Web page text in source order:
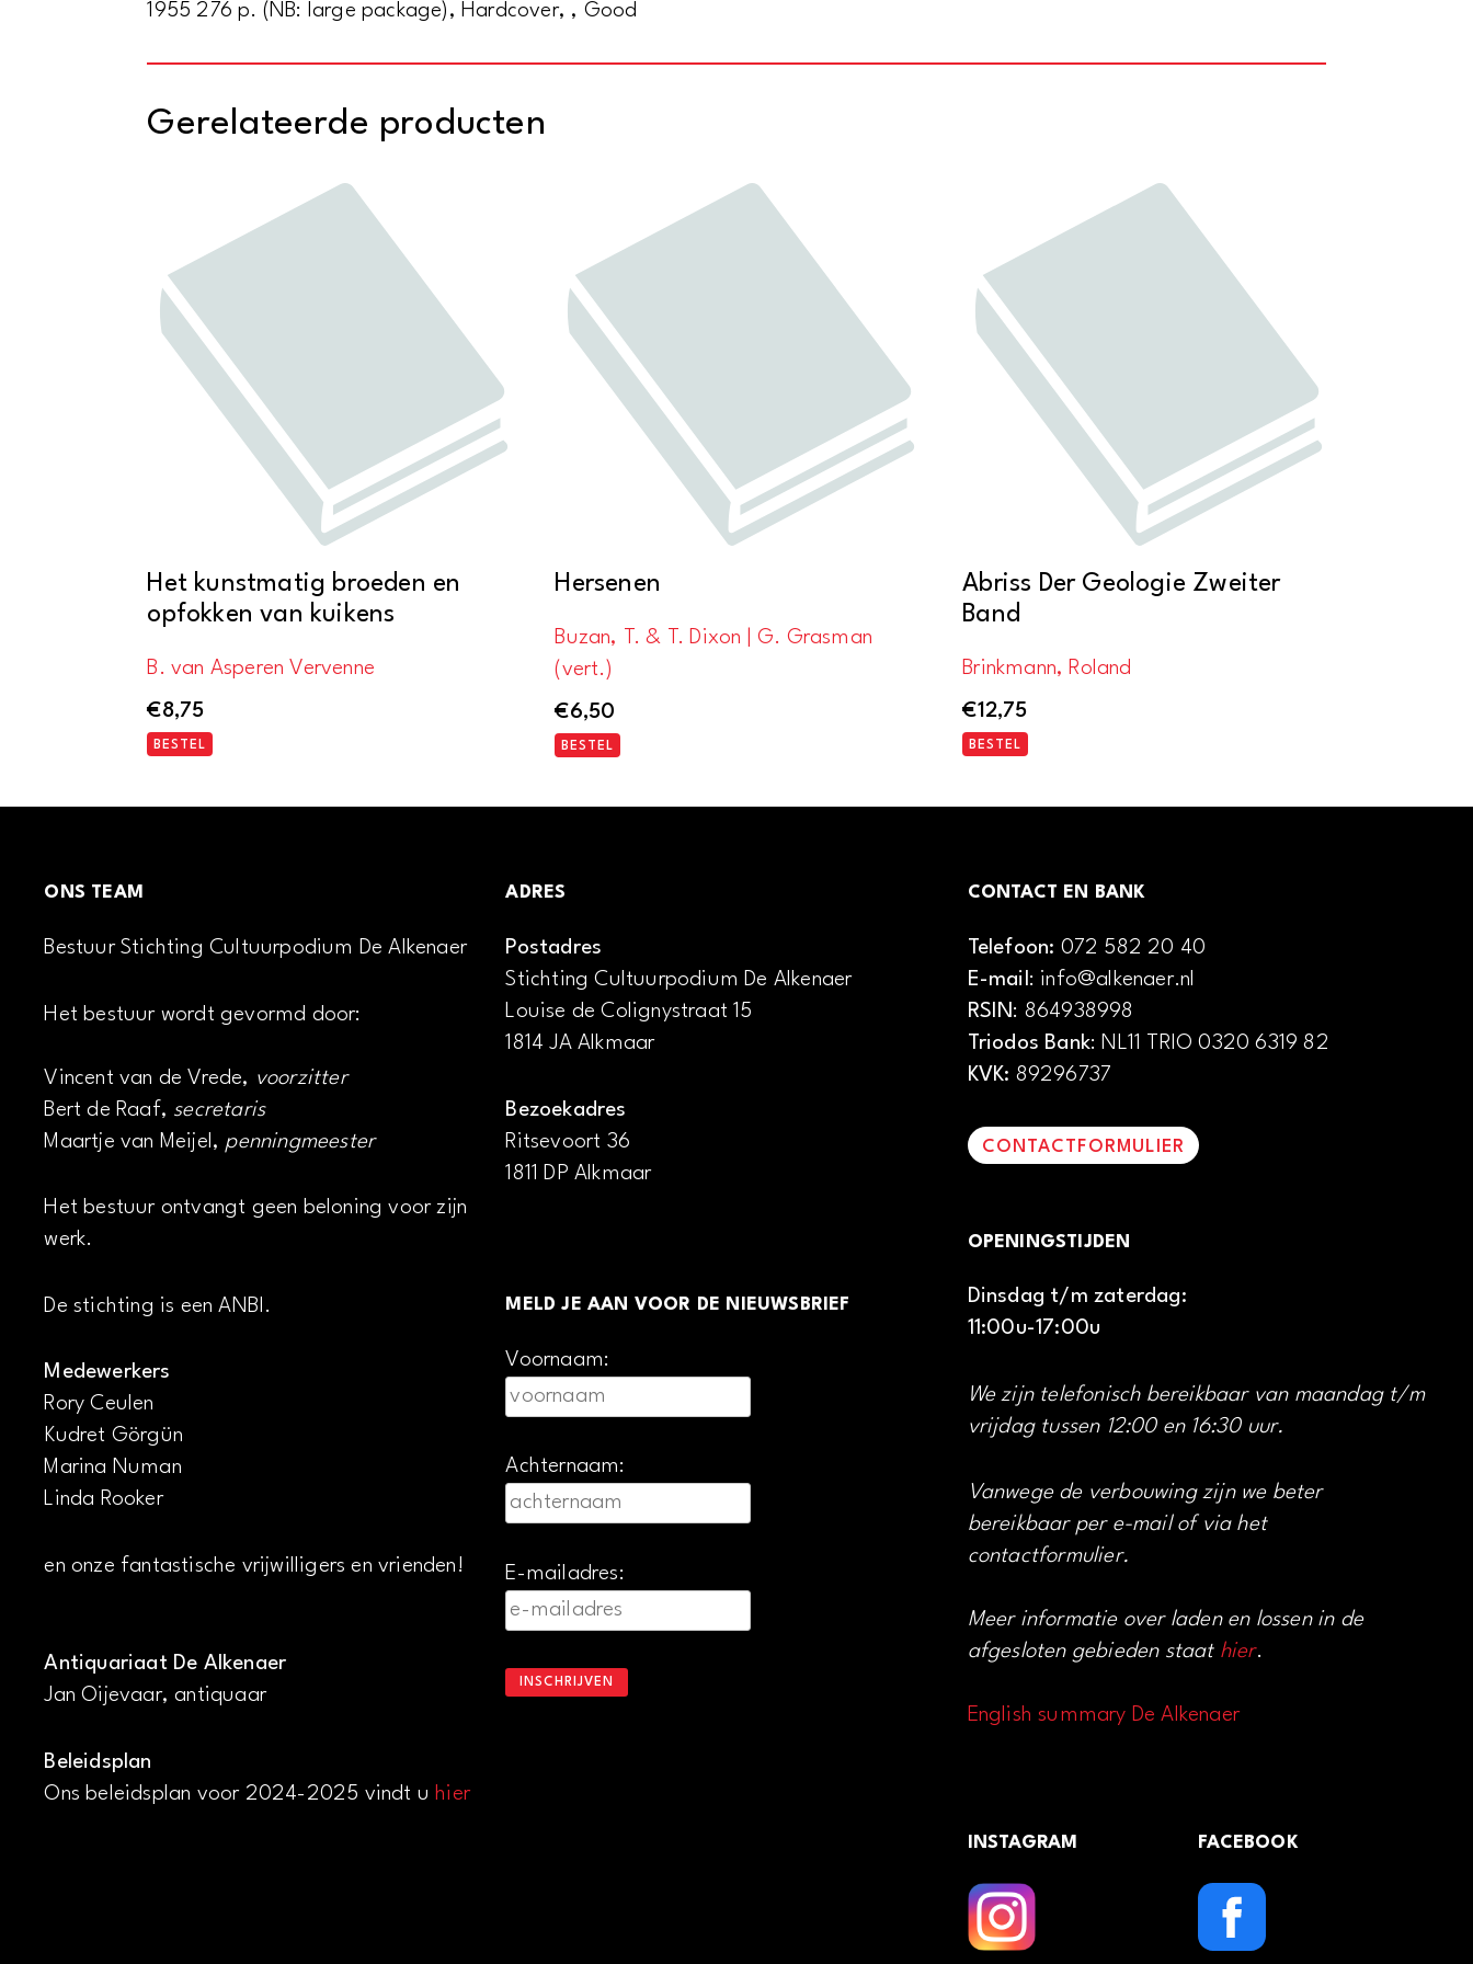
1955 276 p. (NB: large package), Hardcover, , Good
Gerelateerde producten
Het kunstmatig broeden en
opfokken van kuikens
B. van Asperen Vervenne
€8,75
BESTEL
Hersenen
Buzan, T. & T. Dixon | G. Grasman
(vert.)
€6,50
BESTEL
Abriss Der Geologie Zweiter
Band
Brinkmann, Roland
€12,75
BESTEL
ONS TEAM
Bestuur Stichting Cultuurpodium De Alkenaer
Het bestuur wordt gevormd door:
Vincent van de Vrede, voorzitter
Bert de Raaf, secretaris
Maartje van Meijel, penningmeester
Het bestuur ontvangt geen beloning voor zijn
werk.
De stichting is een ANBI.
Medewerkers
Rory Ceulen
Kudret Görgün
Marina Numan
Linda Rooker
en onze fantastische vrijwilligers en vrienden!
Antiquariaat De Alkenaer
Jan Oijevaar, antiquaar
Beleidsplan
Ons beleidsplan voor 2024-2025 vindt u hier
ADRES
Postadres
Stichting Cultuurpodium De Alkenaer
Louise de Colignystraat 15
1814 JA Alkmaar
Bezoekadres
Ritsevoort 36
1811 DP Alkmaar
MELD JE AAN VOOR DE NIEUWSBRIEF
Voornaam:
Achternaam:
E-mailadres:
CONTACT EN BANK
Telefoon: 072 582 20 40
E-mail: info@alkenaer.nl
RSIN: 864938998
Triodos Bank: NL11 TRIO 0320 6319 82
KVK: 89296737
CONTACTFORMULIER
OPENINGSTIJDEN
Dinsdag t/m zaterdag:
11:00u-17:00u
We zijn telefonisch bereikbaar van maandag t/m
vrijdag tussen 12:00 en 16:30 uur.
Vanwege de verbouwing zijn we beter
bereikbaar per e-mail of via het
contactformulier.
Meer informatie over laden en lossen in de
afgesloten gebieden staat hier.
English summary De Alkenaer
INSTAGRAM FACEBOOK